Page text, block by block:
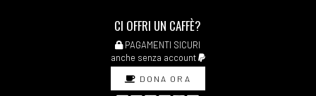
Ferdinando Imposimato:
pagina 69
CI OFFRI UN CAFFÈ?
PAGAMENTI SICURI
anche senza account
DONA ORA